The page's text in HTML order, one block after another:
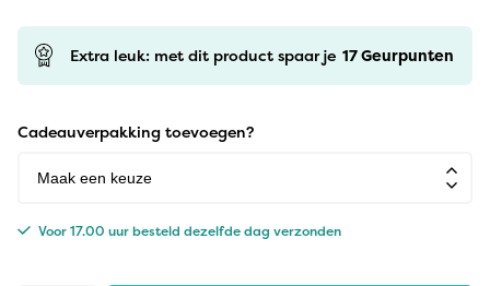
Extra leuk: met dit product spaar je 17Geurpunten
Cadeauverpakking toevoegen?
Voor 17.00 uur besteld dezelfde dag verzonden